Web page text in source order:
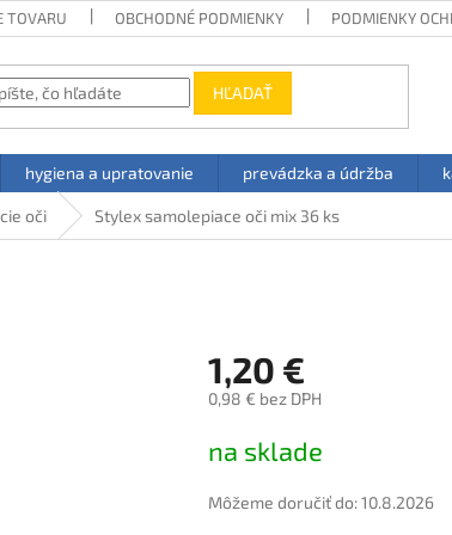
TOVARU OBCHODNÉ PODMIENKY PODMIENKY
HĽADAŤ
hygiena a upratovanie prevádzka a údržba
oči Stylex samolepiace oči mix 36 ks
1,20 €
0,98 € bez DPH
cena:
na sklade
Môžeme doručiť do:10.8.2026